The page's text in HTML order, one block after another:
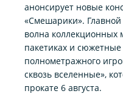
анонсирует новые
«Смешарики».
волна коллекционных
пакетиках и
полнометражного
сквозь вселенные»,
прокате 6 августа.